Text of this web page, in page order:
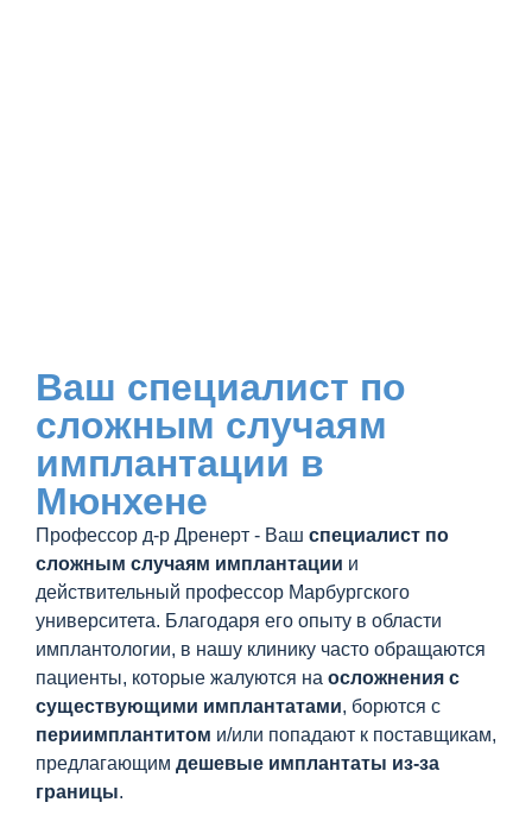
Ваш специалист по
сложным случаям
имплантации в
Мюнхене
Профессор д-р Дренерт - Ваш специалист по
сложным случаям имплантации и
действительный профессор Марбургского
университета. Благодаря его опыту в области
имплантологии, в нашу клинику часто обращаются
пациенты, которые жалуются на осложнения с
существующими имплантатами, борются с
периимплантитом и/или попадают к поставщикам,
предлагающим дешевые имплантаты из-за
границы.